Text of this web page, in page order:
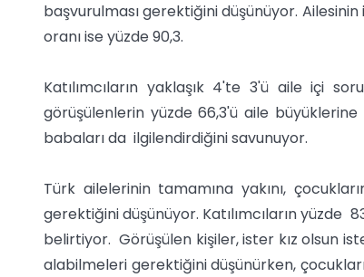
başvurulması gerektiğini düşünüyor.
oranı ise yüzde 90,3.
Katılımcıların yaklaşık 4'te 3'ü aile içi
görüşülenlerin yüzde 66,3'ü aile
babaları da ilgilendirdiğini savunuyor.
Türk ailelerinin tamamına yakını,
gerektiğini düşünüyor. Katılımcıların yüzde
belirtiyor. Görüşülen kişiler, ister kız olsun
alabilmeleri gerektiğini düşünürken,